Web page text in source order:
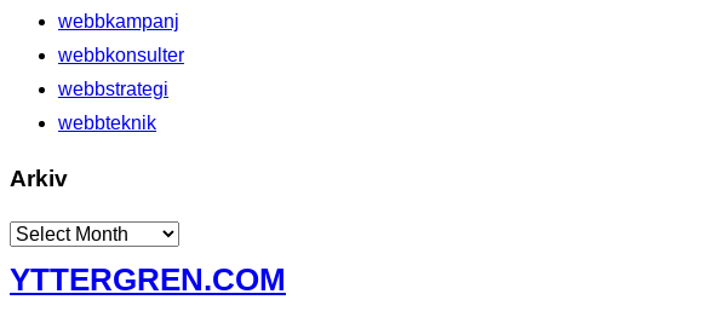
webbkampanj
webbkonsulter
webbstrategi
webbteknik
Arkiv
Arkiv
Skip
to
YTTERGREN.COM